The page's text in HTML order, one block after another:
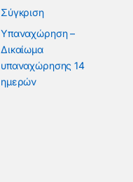
Σύγκριση
Υπαναχώρηση –
Δικαίωμα
υπαναχώρησης 14
ημερών